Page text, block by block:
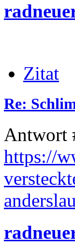
Zitat
Re:
Antwort
https://